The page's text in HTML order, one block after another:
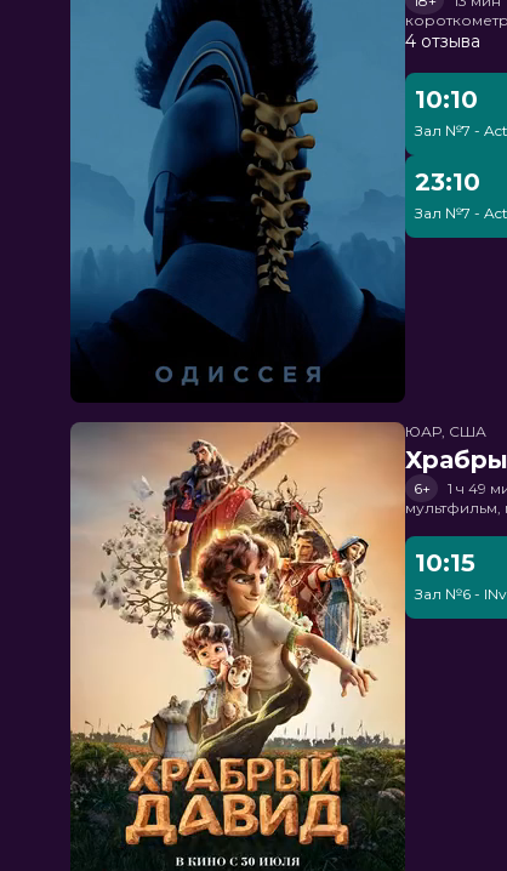
4 отзыва
10:10
Зал №7 -
23:10
Зал №7 -
ЮАР, США
6+
1 ч 49
10:15
Зал №6 -